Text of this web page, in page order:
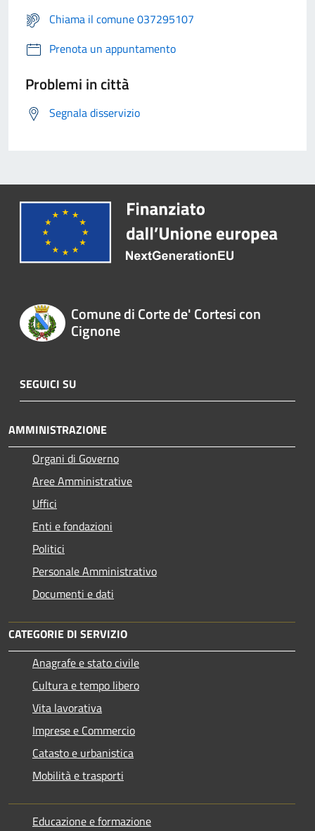
Chiama il comune 037295107
Prenota un appuntamento
Problemi in città
Segnala disservizio
Comune di Corte de' Cortesi con
Cignone
SEGUICI SU
AMMINISTRAZIONE
Organi di Governo
Aree Amministrative
Uffici
Enti e fondazioni
Politici
Personale Amministrativo
Documenti e dati
CATEGORIE DI SERVIZIO
Anagrafe e stato civile
Cultura e tempo libero
Vita lavorativa
Imprese e Commercio
Catasto e urbanistica
Mobilità e trasporti
Educazione e formazione